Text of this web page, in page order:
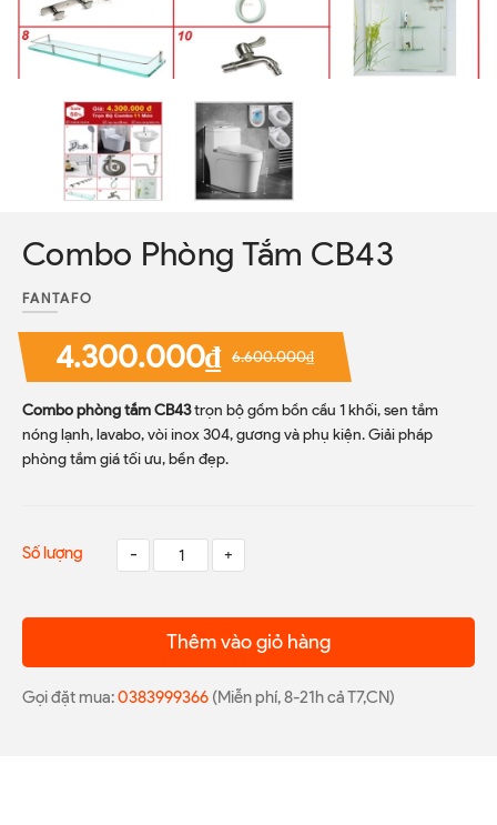
Combo Phòng Tắm CB43
FANTAFO
4.300.000₫ 6.600.000₫
Combo phòng tắm CB43trọn bộ gồm bồn cầu 1 khối, sen tắm
nóng lạnh, lavabo, vòi inox 304, gương và phụ kiện. Giải pháp
phòng tắm giá tối ưu, bền đẹp.
Số lượng - +
Thêm vào giỏ hàng
Gọi đặt mua:0383999366 (Miễn phí, 8-21h cả T7,CN)